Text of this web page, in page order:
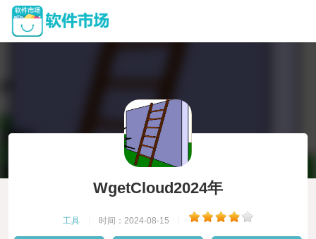
WgetCloud2024年
工具 时间：2024-08-15